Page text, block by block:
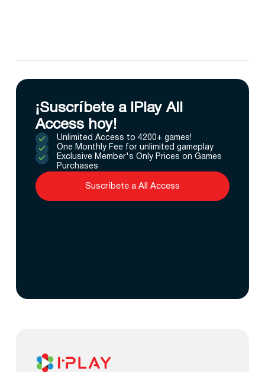
¡Suscríbete a IPlay All
Access hoy!
Unlimited Access to 4200+ games!
One Monthly Fee for unlimited gameplay
Exclusive Member's Only Prices on Games
Purchases
Suscríbete a All Access